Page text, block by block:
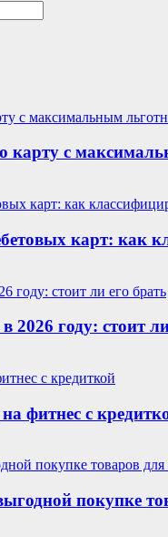
карту с
карт: как
2026 году: стоит
фитнес с
покупке